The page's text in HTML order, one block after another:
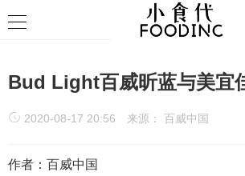
Bud Light百威昕蓝与美宜
2020-08-17 20:56 来源： 百威中国
作者：百威中国